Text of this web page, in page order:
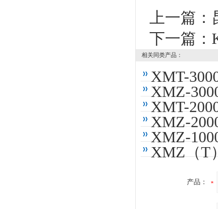
上一篇：
下一篇：
相关同类产品：
XMT-
XMZ-
XMT-
XMZ-
XMZ-
XMZ（T
产品：